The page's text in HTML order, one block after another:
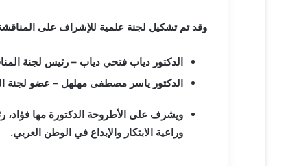
وقد تم تشكيل لجنة علمية للإشراف على
الدكتور دياب فتحي دياب – رئيس لجنة
الدكتور ياسر مصطفى مهلهل – عضو لجنة
ويشرف على الأطروحة الدكتورة مها فؤاد،
وراعية الابتكار والإبداع في الوطن العربي.